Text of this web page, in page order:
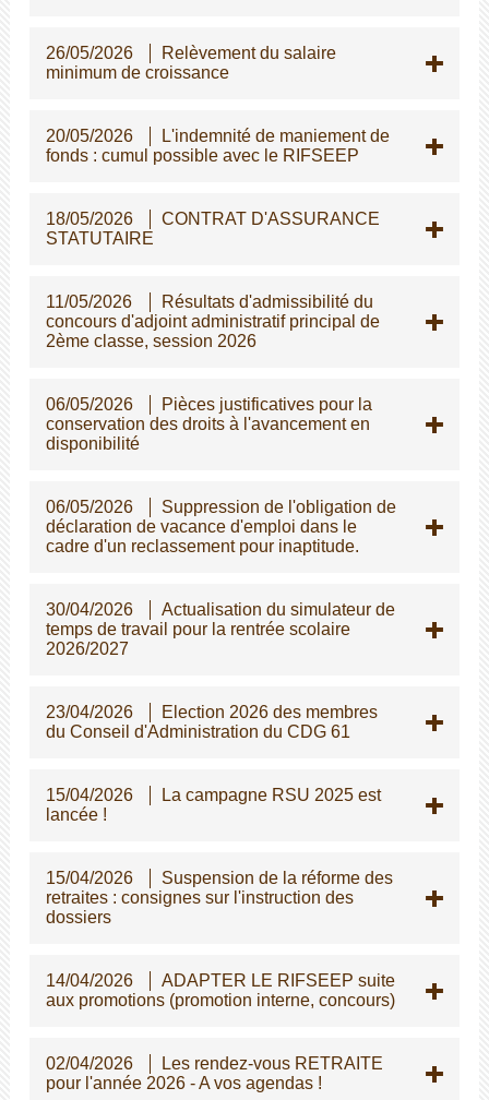
26/05/2026
Relèvement du salaire
minimum de croissance
20/05/2026
L'indemnité de maniement de
fonds : cumul possible avec le RIFSEEP
18/05/2026
CONTRAT D'ASSURANCE
STATUTAIRE
11/05/2026
Résultats d'admissibilité du
concours d'adjoint administratif principal de
2ème classe, session 2026
06/05/2026
Pièces justificatives pour la
conservation des droits à l'avancement en
disponibilité
06/05/2026
Suppression de l'obligation de
déclaration de vacance d'emploi dans le
cadre d'un reclassement pour inaptitude.
30/04/2026
Actualisation du simulateur de
temps de travail pour la rentrée scolaire
2026/2027
23/04/2026
Election 2026 des membres
du Conseil d'Administration du CDG 61
15/04/2026
La campagne RSU 2025 est
lancée !
15/04/2026
Suspension de la réforme des
retraites : consignes sur l'instruction des
dossiers
14/04/2026
ADAPTER LE RIFSEEP suite
aux promotions (promotion interne, concours)
02/04/2026
Les rendez-vous RETRAITE
pour l'année 2026 - A vos agendas !